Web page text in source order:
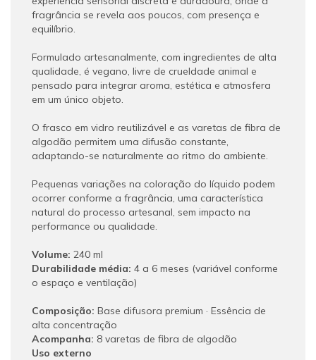
fragrância se revela aos poucos, com presença e
equilíbrio.
Formulado artesanalmente, com ingredientes de alta
qualidade, é vegano, livre de crueldade animal e
pensado para integrar aroma, estética e atmosfera
em um único objeto.
O frasco em vidro reutilizável e as varetas de fibra de
algodão permitem uma difusão constante,
adaptando-se naturalmente ao ritmo do ambiente.
Pequenas variações na coloração do líquido podem
ocorrer conforme a fragrância, uma característica
natural do processo artesanal, sem impacto na
performance ou qualidade.
Volume: 240 ml
Durabilidade média: 4 a 6 meses (variável conforme
o espaço e ventilação)
Composição: Base difusora premium · Essência de
alta concentração
Acompanha: 8 varetas de fibra de algodão
Uso externo